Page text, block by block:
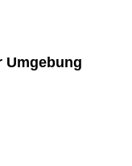
Umgebung